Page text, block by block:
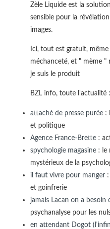
Zèle Liquide est la
sensible pour la
images.
Ici, tout est gratuit, même
méchanceté, et " mème "
je suis le produit
BZL info, toute l'actualité :
attaché de presse purée :
et politique
Agence France-Brette :
spychologie magasine : le
mystérieux de la
il faut vivre pour manger
et goinfrerie
jamais Lacan on a besoin
psychanalyse pour les
en attendant Dogot